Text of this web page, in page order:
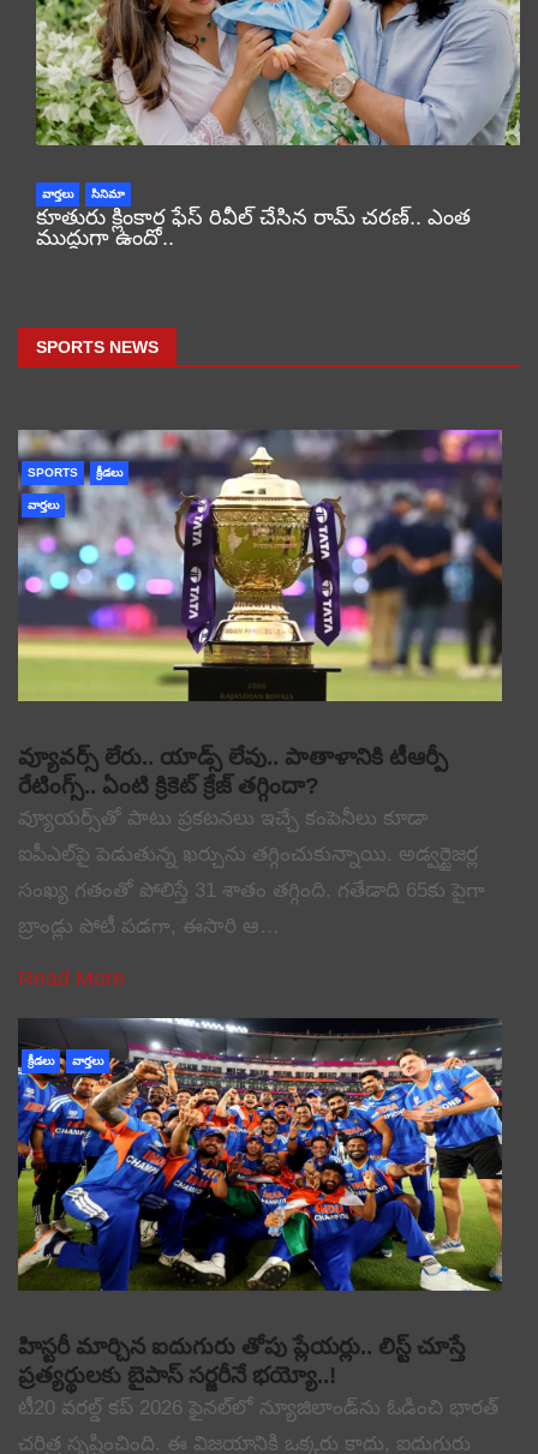
వార్తలు సినిమా
కూతురు క్లింకార ఫేస్ రివీల్ చేసిన రామ్ చరణ్.. ఎంత
ముద్దుగా ఉందో..
SPORTS NEWS
SPORTS క్రీడలు
వార్తలు
వ్యూవర్స్ లేరు.. యాడ్స్ లేవు.. పాతాళానికి టీఆర్పీ
రేటింగ్స్.. ఏంటి క్రికెట్ క్రేజ్ తగ్గిందా?
వ్యూయర్స్‌తో పాటు ప్రకటనలు ఇచ్చే కంపెనీలు కూడా
ఐపీఎల్‌పై పెడుతున్న ఖర్చును తగ్గించుకున్నాయి. అడ్వర్టైజర్ల
సంఖ్య గతంతో పోలిస్తే 31 శాతం తగ్గింది. గతేడాది 65కు పైగా
బ్రాండ్లు పోటీ పడగా, ఈసారి ఆ…
Read More
క్రీడలు వార్తలు
హిస్టరీ మార్చిన ఐదుగురు తోపు ప్లేయర్లు.. లిస్ట్ చూస్తే
ప్రత్యర్థులకు బైపాస్ సర్జరీనే భయ్యో..!
టీ20 వరల్డ్ కప్ 2026 ఫైనల్‌లో న్యూజిలాండ్‌ను ఓడించి భారత్
చరిత్ర సృష్టించింది. ఈ విజయానికి ఒక్కరు కాదు, ఐదుగురు